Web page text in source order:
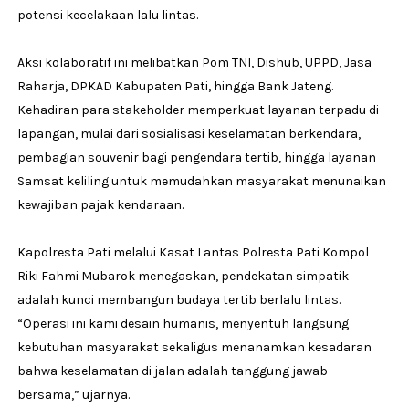
potensi kecelakaan lalu lintas.
Aksi kolaboratif ini melibatkan Pom TNI, Dishub, UPPD, Jasa
Raharja, DPKAD Kabupaten Pati, hingga Bank Jateng.
Kehadiran para stakeholder memperkuat layanan terpadu di
lapangan, mulai dari sosialisasi keselamatan berkendara,
pembagian souvenir bagi pengendara tertib, hingga layanan
Samsat keliling untuk memudahkan masyarakat menunaikan
kewajiban pajak kendaraan.
Kapolresta Pati melalui Kasat Lantas Polresta Pati Kompol
Riki Fahmi Mubarok menegaskan, pendekatan simpatik
adalah kunci membangun budaya tertib berlalu lintas.
“Operasi ini kami desain humanis, menyentuh langsung
kebutuhan masyarakat sekaligus menanamkan kesadaran
bahwa keselamatan di jalan adalah tanggung jawab
bersama,” ujarnya.